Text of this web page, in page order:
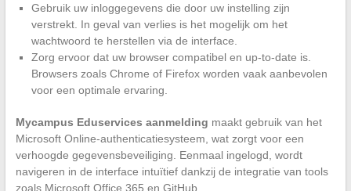
Gebruik uw inloggegevens die door uw instelling zijn
verstrekt. In geval van verlies is het mogelijk om het
wachtwoord te herstellen via de interface.
Zorg ervoor dat uw browser compatibel en up-to-date is.
Browsers zoals Chrome of Firefox worden vaak aanbevolen
voor een optimale ervaring.
Mycampus Eduservices aanmelding maakt gebruik van het
Microsoft Online-authenticatiesysteem, wat zorgt voor een
verhoogde gegevensbeveiliging. Eenmaal ingelogd, wordt
navigeren in de interface intuïtief dankzij de integratie van tools
zoals Microsoft Office 365 en GitHub.